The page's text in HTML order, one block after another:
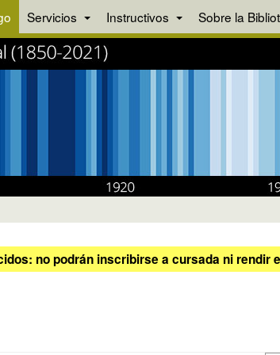
Servicios Instructivos Sobre la
no podrán inscribirse a cursada ni rendir